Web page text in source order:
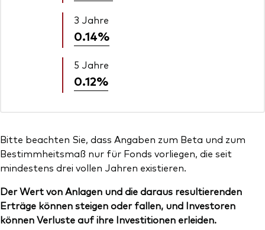
3 Jahre
0.14%
5 Jahre
0.12%
Bitte beachten Sie, dass Angaben zum Beta und zum
Bestimmheitsmaß nur für Fonds vorliegen, die seit
mindestens drei vollen Jahren existieren.
Der Wert von Anlagen und die daraus resultierenden
Erträge können steigen oder fallen, und Investoren
können Verluste auf ihre Investitionen erleiden.